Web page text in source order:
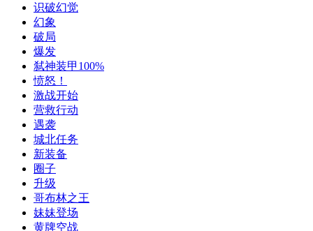
识破幻觉
幻象
破局
爆发
弑神装甲100%
愤怒！
激战开始
营救行动
遇袭
城北任务
新装备
圈子
升级
哥布林之王
妹妹登场
黄牌空战